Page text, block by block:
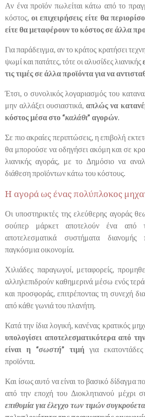
Αν ένα προϊόν πωλείται κάτω από το
κόστος, οι επιχειρήσεις είτε θα
είτε θα μεταφέρουν το κόστος σε άλλα
Για παράδειγμα, αν το κράτος κρατήσει
ψωμί και πατάτες, τότε οι αλυσίδες λιανικής
τις τιμές σε άλλα προϊόντα για να
Έτσι, ο συνολικός λογαριασμός του
μην αλλάξει ουσιαστικά, απλώς να
κόστος μέσα στο “καλάθι” αγορών.
Σε πιο ακραίες περιπτώσεις, η επιβολή
θα μπορούσε να οδηγήσει ακόμη και σε
λιανικής αγοράς, με το Δημόσιο να
διάθεση προϊόντων κάτω του κόστους.
Η αγορά ως ένας πολύπλοκος
Οι υποστηρικτές της ελεύθερης αγοράς
σούπερ μάρκετ αποτελούν ένα από
αποτελεσματικά συστήματα
παγκόσμια οικονομία.
Χιλιάδες παραγωγοί, μεταφορείς,
αλληλεπιδρούν καθημερινά μέσω ενός
και προσφοράς, επιτρέποντας τη συνεχή
από κάθε γωνιά του πλανήτη.
Κατά την ίδια λογική, κανένας κρατικός
υπολογίσει αποτελεσματικότερα από
είναι η “σωστή” τιμή για
προϊόντα.
Και ίσως αυτό να είναι το βασικό δίδαγμα
από την εποχή του Διοκλητιανού μέχρι
επιθυμία για έλεγχο των τιμών